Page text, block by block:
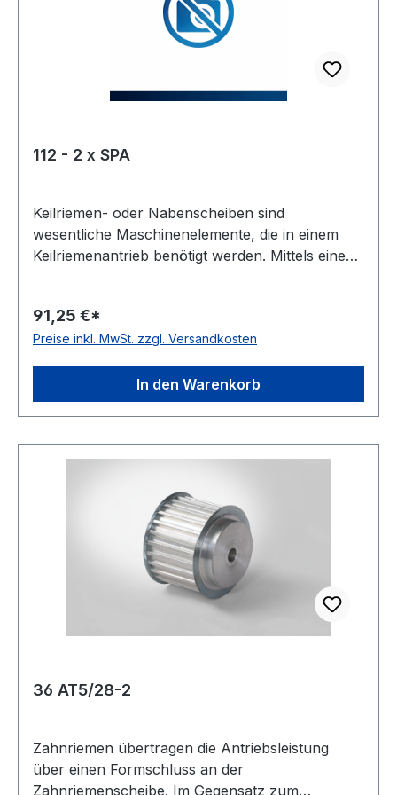
112 - 2 x SPA
Keilriemen- oder Nabenscheiben sind
wesentliche Maschinenelemente, die in einem
Keilriemenantrieb benötigt werden. Mittels eines
Scheibenart auch Keil- oder Rillenscheibe
genannt. Der Werkstoff ist meist Grauguss,
Gewicht: 2,1 kgkg Warenursprung: VRC
Zolltarifnummer: 8483 50 20 Profil: SPA
Wirkdurchmesser Dw: 112 mmmm Nabenlänge:
Bohrungsdurchmesser: 40 mmmm Kranzbreite:
35 mmmm Anzahl Rillen: 2 Hersteller: ConCar
Material: Grauguss
91,25 €*
Preise inkl. MwSt. zzgl. Versandkosten
In den Warenkorb
36 AT5/28-2
Zahnriemen übertragen die Antriebsleistung
über einen Formschluss an der
Zahnriemenscheibe. Im Gegensatz zum